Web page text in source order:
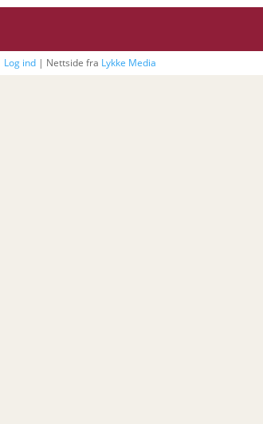
Log ind| Nettside fra Lykke Media